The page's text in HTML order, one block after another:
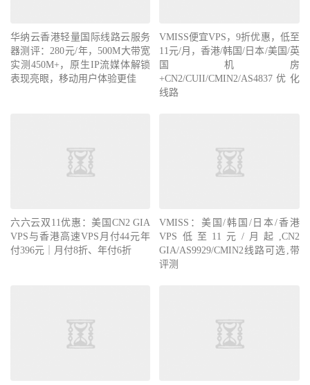
华纳云香港轻量国际线路云服务
器测评：280元/年，500M大带宽
实测450M+，原生IP流媒体解锁
表现亮眼，移动用户体验更佳
VMISS便宜VPS，9折优惠，低至
11元/月，香港/韩国/日本/美国/英
国机房
+CN2/CUII/CMIN2/AS4837优化
线路
六六云双11优惠：美国CN2 GIA
VPS与香港高速VPS月付44元年
付396元｜月付8折、年付6折
VMISS：美国/韩国/日本/香港
VPS低至11元/月起,CN2
GIA/AS9929/CMIN2线路可选,带
评测